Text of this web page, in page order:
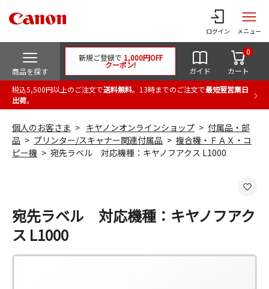
ログイン メニュー
商品を探す
新規ご登録で 1,000円OFF
クーポン!
ガイド カート
0
税込5,500円以上のご注文で送料無料。13時までのご注文で最短翌営業日
出荷。
個人のお客さま キヤノンオンラインショップ
付属品・部
品
プリンター/スキャナー関連付属品
複合機・ＦＡＸ・コ
ピー機
宛先ラベル 対応機種：キヤノフアクス L1000
宛先ラベル 対応機種：キヤノフアク
ス L1000